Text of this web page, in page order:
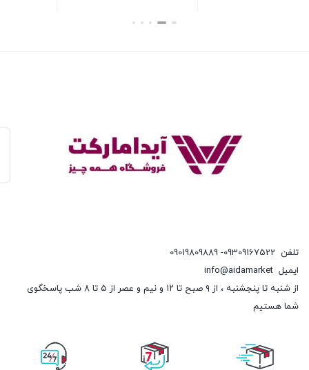
تلفن 09309167522- 09019809889
ایمیل info@aidamarket
از شنبه تا پنجشنبه ، از ۹ صبح تا ۱۲ و نیم و عصر از ۵ تا ۸ شب پاسخگوی
شما هستیم